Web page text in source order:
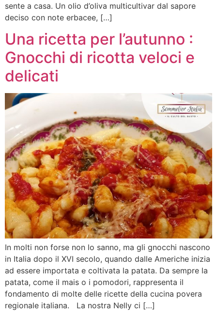
sente a casa. Un olio d’oliva multicultivar dal sapore
deciso con note erbacee, […]
Una ricetta per l’autunno :
Gnocchi di ricotta veloci e
delicati
In molti non forse non lo sanno, ma gli gnocchi nascono
in Italia dopo il XVI secolo, quando dalle Americhe inizia
ad essere importata e coltivata la patata. Da sempre la
patata, come il mais o i pomodori, rappresenta il
fondamento di molte delle ricette della cucina povera
regionale italiana. La nostra Nelly ci […]